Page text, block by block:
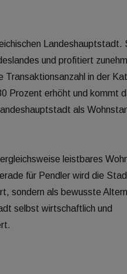
Landeshauptstadt.
und profitiert
Transaktionsanzahl in der
Prozent erhöht und kommt
als
leistbares
für Pendler wird die
sondern als bewusste
selbst wirtschaftlich und